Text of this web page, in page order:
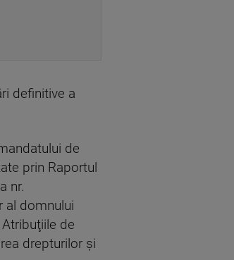
definitive a
de
prin Raportul
nr.
al domnului
de
drepturilor şi